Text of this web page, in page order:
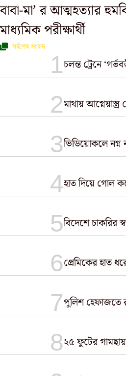
বাবা-মা’ র আত্মহত্যার
মাধ্যমিক পরীক্ষার্থী
সর্বশেষ সংবাদ
চলন্ত ট্রেনে
মাথায়
ভিডিয়োকলে নগ্ন
হাত দিয়ে গোল
বিদেশে চাকরির
প্রেমিকের হাত
পুলিশ হেফাজতে
২৫ ফুটের